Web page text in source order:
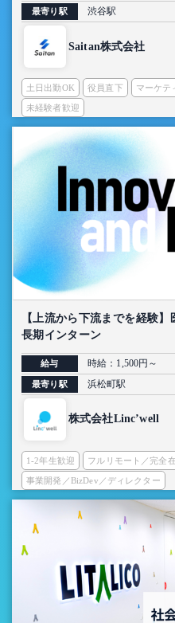
最寄り駅 渋谷駅
Saitan株式会社
土日出勤OK 役員直下 マーケテ
未経験者歓迎
【上流から下流までを経験
長期インターン
給与 時給：1,500円～
最寄り駅 浜松町駅
株式会社Linc’well
1-2年生歓迎 フルリモート／完全
事業開発／BizDev／ディレクター